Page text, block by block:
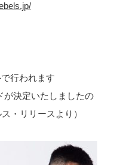
行われます
が決定いたしましたの
・リリースより）